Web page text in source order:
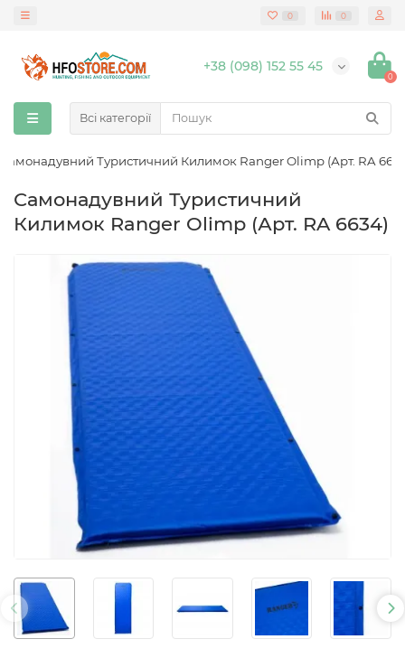
0 0
+38 (098) 152 55 45
0
Всі категорії
Самонадувний Туристичний Килимок Ranger Olimp (Арт. RA
Самонадувний Туристичний
Килимок Ranger Olimp (Арт. RA 6634)